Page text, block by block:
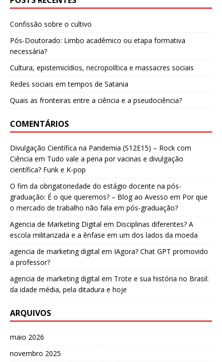
Confissão sobre o cultivo
Pós-Doutorado: Limbo acadêmico ou etapa formativa
necessária?
Cultura, epistemicídios, necropolítica e massacres sociais
Redes sociais em tempos de Satania
Quais as fronteiras entre a ciência e a pseudociência?
COMENTÁRIOS
Divulgação Científica na Pandemia (S12E15) – Rock com
Ciência em Tudo vale a pena por vacinas e divulgação
científica? Funk e K-pop
O fim da obrigatoriedade do estágio docente na pós-
graduação: É o que queremos? – Blog ao Avesso em Por que
o mercado de trabalho não fala em pós-graduação?
Agencia de Marketing Digital em Disciplinas diferentes? A
escola militarizada e a ênfase em um dos lados da moeda
agencia de marketing digital em IAgora? Chat GPT promovido
a professor?
agencia de marketing digital em Trote e sua história no Brasil:
da idade média, pela ditadura e hoje
ARQUIVOS
maio 2026
novembro 2025